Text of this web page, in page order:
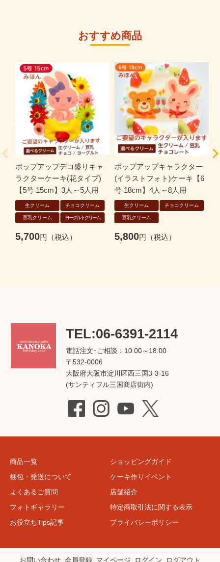
おすすめ商品
ポップアップデコ盛りキャ
ラクターケーキ(花タイプ)
【5号 15cm】3人～5人用
生クリーム チョコクリーム
豆乳クリーム ヨーグルトクリーム
5,700
ポップアップキャラクター
(イラストフォト)ケーキ【6
号 18cm】4人～8人用
生クリーム チョコクリーム
豆乳クリーム
5,800
TEL:06-6391-2114
電話注文･ご相談：10:00～18:00
〒532-0006
大阪府大阪市淀川区西三国3-3-16
(サンティフル三国商店街内)
商品一覧
梱包・発送について
よくあるご質問
フォトギャラリー
お役立ちTips記事
ショッピングガイド
ケーキ作りイベント
店舗紹介
特定商取引法に関する表示
プライバシーポリシー
お問い合わせ 会員登録 マイページ ログイン ログアウト